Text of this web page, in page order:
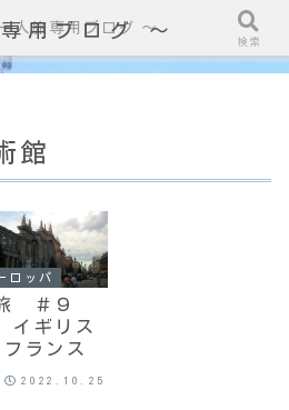
用ブログ ～
館
ロッパ
＃９
イギリス
ランス
2022.10.25
人旅専用ブログ ～
検索